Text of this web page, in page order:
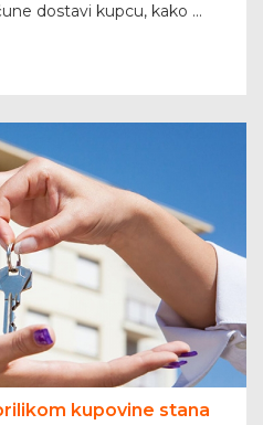
dostavi kupcu, kako ...
kupovine stana